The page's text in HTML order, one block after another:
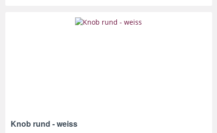
Knob rund - weiss